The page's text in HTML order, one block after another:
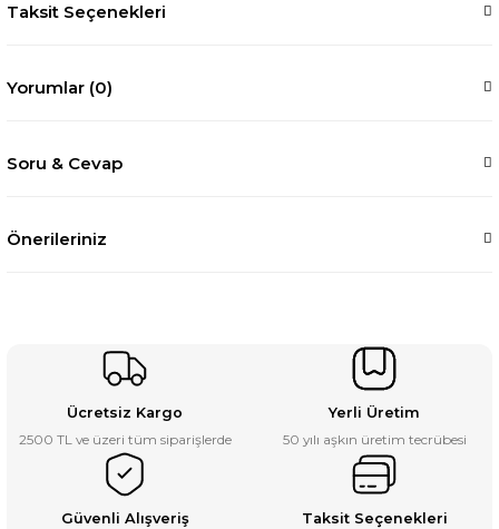
Taksit Seçenekleri
Yorumlar (0)
Soru & Cevap
Önerileriniz
Ücretsiz Kargo
2500 TL ve üzeri tüm siparişlerde
Yerli Üretim
50 yılı aşkın üretim tecrübesi
Güvenli Alışveriş
Taksit Seçenekleri